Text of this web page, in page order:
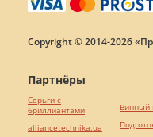
Copyright © 2014-2026
Партнёры
Серьги с
бриллиантами
alliancetechnika.ua
Винный